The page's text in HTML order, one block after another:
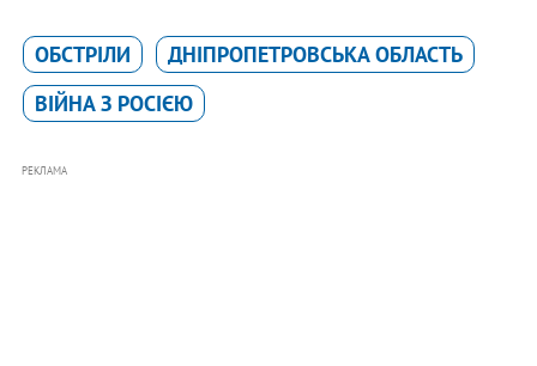
ОБСТРІЛИ
ДНІПРОПЕТРОВСЬКА ОБЛАСТЬ
ВІЙНА З РОСІЄЮ
РЕКЛАМА